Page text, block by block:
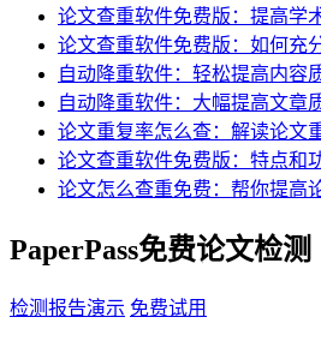
论文查重软件免费版：提高学
论文查重软件免费版：如何充
自动降重软件：轻松提高内容
自动降重软件：大幅提高文章
论文重复率怎么查：解读论文
论文查重软件免费版：特点和
论文怎么查重免费：帮你提高
PaperPass免费论文检测
检测报告演示 免费试用